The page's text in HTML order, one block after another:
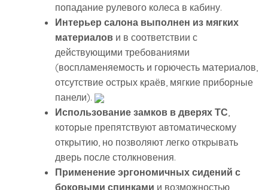
попадание рулевого колеса в кабину.
Интерьер салона выполнен из мягких
материалов и в соответствии с
действующими требованиями
(воспламеняемость и горючесть материалов,
отсутствие острых краёв, мягкие приборные
панели).
Использование замков в дверях ТС
которые препятствуют автоматическому
открытию, но позволяют легко открывать
дверь после столкновения.
Применение эргономичных сидений с
боковыми спинками и возможностью